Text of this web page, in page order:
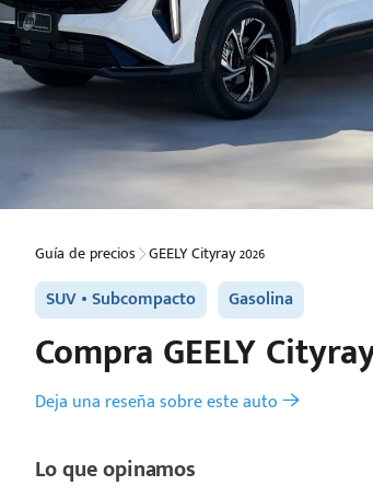
Guía de precios GEELY Cityray 2026
SUV Subcompacto Gasolina
Compra GEELY
Deja una reseña sobre este auto
Lo que opinamos